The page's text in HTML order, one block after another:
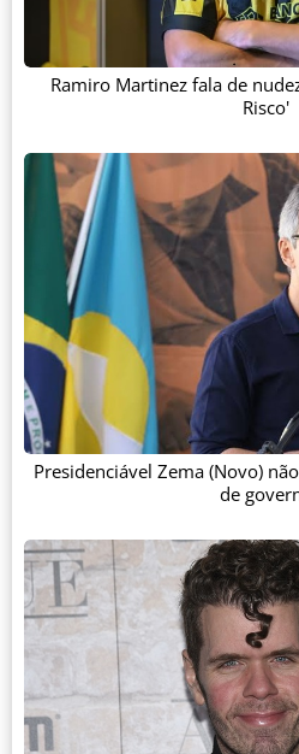
Ramiro Martinez fala de
Risco'
Presidenciável Zema (Novo)
de